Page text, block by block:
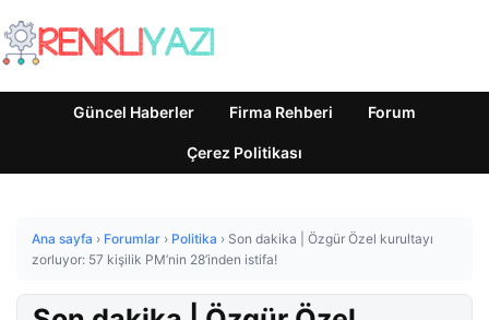
Güncel Haberler Firma Rehberi Forum
Çerez Politikası
Ana sayfa › Forumlar › Politika › Son dakika | Özgür Özel kurultayı
zorluyor: 57 kişilik PM’nin 28’inden istifa!